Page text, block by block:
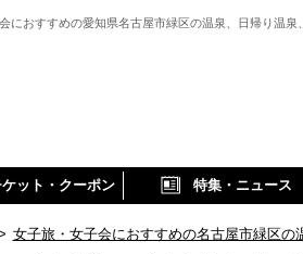
におすすめの愛知県名古屋市緑区の温泉、日帰り温泉
ット・クーポン 特集・ニュース
女子旅・女子会におすすめの名古屋市緑区